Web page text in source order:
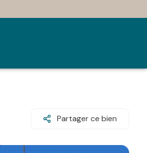
Partager ce bien